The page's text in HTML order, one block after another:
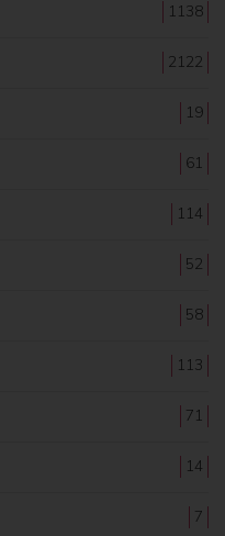
1138
2122
19
61
114
52
58
113
71
14
7